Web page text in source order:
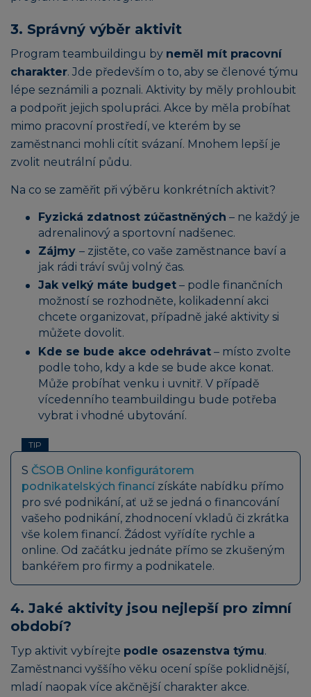
3. Správný výběr aktivit
Program teambuildingu by neměl mít pracovní
charakter. Jde především o to, aby se členové týmu
lépe seznámili a poznali. Aktivity by měly prohloubit
a podpořit jejich spolupráci. Akce by měla probíhat
mimo pracovní prostředí, ve kterém by se
zaměstnanci mohli cítit svázaní. Mnohem lepší je
zvolit neutrální půdu.
Na co se zaměřit při výběru konkrétních aktivit?
Fyzická zdatnost zúčastněných – ne každý je
adrenalinový a sportovní nadšenec.
Zájmy – zjistěte, co vaše zaměstnance baví a
jak rádi tráví svůj volný čas.
Jak velký máte budget – podle finančních
možností se rozhodněte, kolikadenní akci
chcete organizovat, případně jaké aktivity si
můžete dovolit.
Kde se bude akce odehrávat – místo zvolte
podle toho, kdy a kde se bude akce konat.
Může probíhat venku i uvnitř. V případě
vícedenního teambuildingu bude potřeba
vybrat i vhodné ubytování.
TIP
S ČSOB Online konfigurátorem
podnikatelských financí získáte nabídku přímo
pro své podnikání, ať už se jedná o financování
vašeho podnikání, zhodnocení vkladů či zkrátka
vše kolem financí. Žádost vyřídíte rychle a
online. Od začátku jednáte přímo se zkušeným
bankéřem pro firmy a podnikatele.
4. Jaké aktivity jsou nejlepší pro zimní
období?
Typ aktivit vybírejte podle osazenstva týmu.
Zaměstnanci vyššího věku ocení spíše poklidnější,
mladí naopak více akčnější charakter akce.